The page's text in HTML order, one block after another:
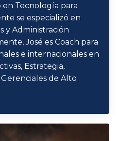
Tecnología para
se especializó en
y Administración
José es Coach para
e internacionales en
Estrategia,
de Alto